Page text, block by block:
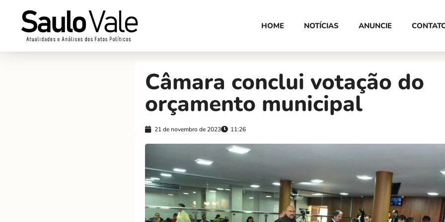
HOME NOTÍCIAS ANUNCIE
Câmara conclui votação do
orçamento municipal
21 de novembro de 2023 11:26